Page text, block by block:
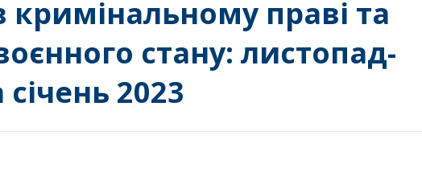
кримінальному праві та
стану: листопад-
2023